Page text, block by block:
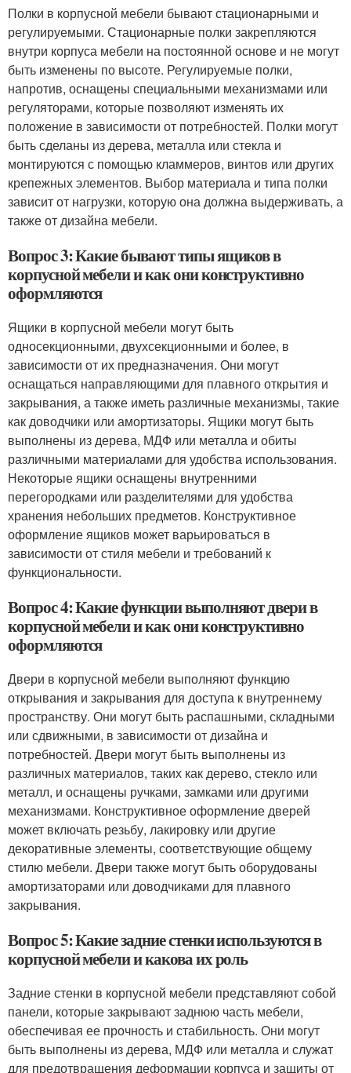
Полки в корпусной мебели бывают стационарными и
регулируемыми. Стационарные полки закрепляются
внутри корпуса мебели на постоянной основе и не могут
быть изменены по высоте. Регулируемые полки,
напротив, оснащены специальными механизмами или
регуляторами, которые позволяют изменять их
положение в зависимости от потребностей. Полки могут
быть сделаны из дерева, металла или стекла и
монтируются с помощью кламмеров, винтов или других
крепежных элементов. Выбор материала и типа полки
зависит от нагрузки, которую она должна выдерживать, а
также от дизайна мебели.
Вопрос 3: Какие бывают типы ящиков в
корпусной мебели и как они конструктивно
оформляются
Ящики в корпусной мебели могут быть
односекционными, двухсекционными и более, в
зависимости от их предназначения. Они могут
оснащаться направляющими для плавного открытия и
закрывания, а также иметь различные механизмы, такие
как доводчики или амортизаторы. Ящики могут быть
выполнены из дерева, МДФ или металла и обиты
различными материалами для удобства использования.
Некоторые ящики оснащены внутренними
перегородками или разделителями для удобства
хранения небольших предметов. Конструктивное
оформление ящиков может варьироваться в
зависимости от стиля мебели и требований к
функциональности.
Вопрос 4: Какие функции выполняют двери в
корпусной мебели и как они конструктивно
оформляются
Двери в корпусной мебели выполняют функцию
открывания и закрывания для доступа к внутреннему
пространству. Они могут быть распашными, складными
или сдвижными, в зависимости от дизайна и
потребностей. Двери могут быть выполнены из
различных материалов, таких как дерево, стекло или
металл, и оснащены ручками, замками или другими
механизмами. Конструктивное оформление дверей
может включать резьбу, лакировку или другие
декоративные элементы, соответствующие общему
стилю мебели. Двери также могут быть оборудованы
амортизаторами или доводчиками для плавного
закрывания.
Вопрос 5: Какие задние стенки используются в
корпусной мебели и какова их роль
Задние стенки в корпусной мебели представляют собой
панели, которые закрывают заднюю часть мебели,
обеспечивая ее прочность и стабильность. Они могут
быть выполнены из дерева, МДФ или металла и служат
для предотвращения деформации корпуса и защиты от